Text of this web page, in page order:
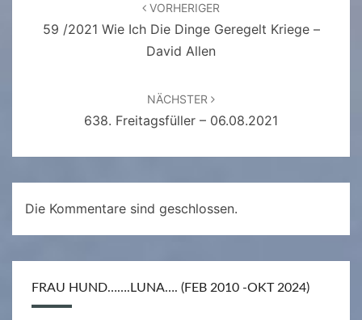
VORHERIGER
59 /2021 Wie Ich Die Dinge Geregelt Kriege –
David Allen
NÄCHSTER
638. Freitagsfüller – 06.08.2021
Die Kommentare sind geschlossen.
FRAU HUND…….LUNA…. (FEB 2010 -OKT 2024)